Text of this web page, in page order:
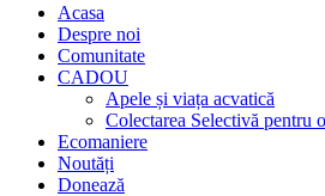
Acasa
Despre noi
Comunitate
CADOU
Apele și viața acvatică
Colectarea Selectivă pentru
Ecomaniere
Noutăți
Donează